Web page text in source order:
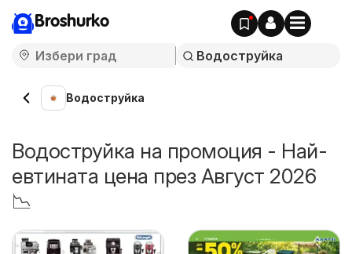
Broshurko
Водоструйка
Водоструйка на промоция - Най-
евтината цена през Август 2026
📉